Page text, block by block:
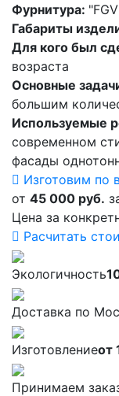
Фурнитура:
Габариты
Для кого был
возраста
Основные
большим
Используемые
современном
фасады
Изготовим по
от 45 000 руб.
Цена за
Расчитать
Экологичность
Доставка по
Изготовлениеот
Принимаем